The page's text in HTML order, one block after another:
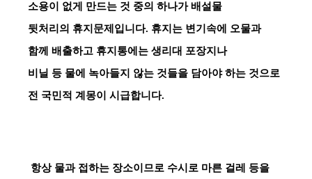
소용이 없게 만드는 것 중의 하나가 배설물
뒷처리의 휴지문제입니다. 휴지는 변기속에 오물과
함께 배출하고 휴지통에는 생리대 포장지나
비닐 등 물에 녹아들지 않는 것들을 담아야 하는 것으로
전 국민적 계몽이 시급합니다.
항상 물과 접하는 장소이므로 수시로 마른 걸레 등을